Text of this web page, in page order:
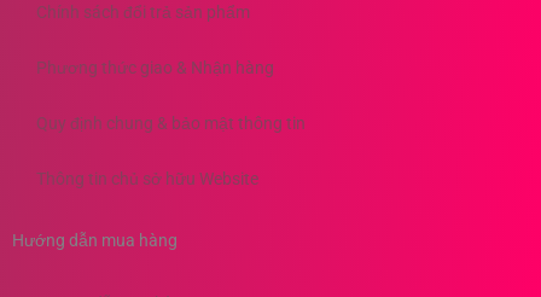
Chính sách đổi trả sản phẩm
Phương thức giao & Nhận hàng
Quy định chung & bảo mật thông tin
Thông tin chủ sở hữu Website
Hướng dẫn mua hàng